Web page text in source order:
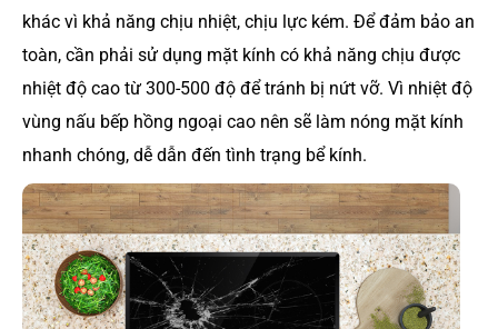
khác vì khả năng chịu nhiệt, chịu lực kém. Để đảm bảo an
toàn, cần phải sử dụng mặt kính có khả năng chịu được
nhiệt độ cao từ 300-500 độ để tránh bị nứt vỡ. Vì nhiệt độ
vùng nấu bếp hồng ngoại cao nên sẽ làm nóng mặt kính
nhanh chóng, dễ dẫn đến tình trạng bể kính.